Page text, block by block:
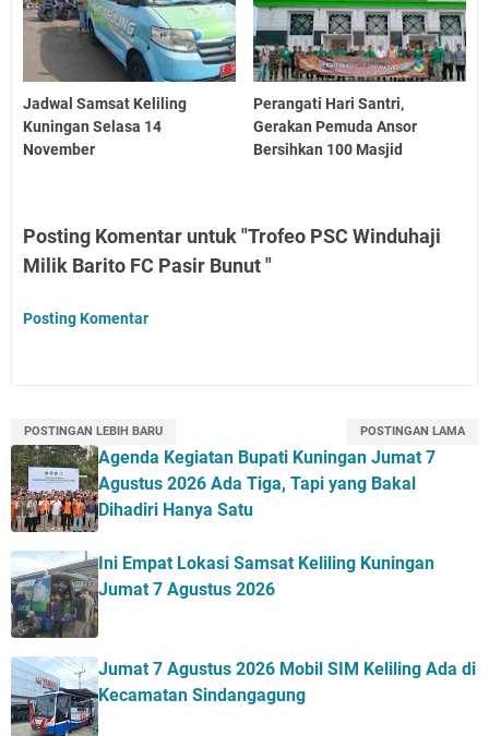
Jadwal Samsat Keliling
Kuningan Selasa 14
November
Perangati Hari Santri,
Gerakan Pemuda Ansor
Bersihkan 100 Masjid
Posting Komentar untuk "Trofeo PSC Winduhaji
Milik Barito FC Pasir Bunut "
Posting Komentar
POSTINGAN LEBIH BARU POSTINGAN LAMA
Agenda Kegiatan Bupati Kuningan Jumat 7
Agustus 2026 Ada Tiga, Tapi yang Bakal
Dihadiri Hanya Satu
Ini Empat Lokasi Samsat Keliling Kuningan
Jumat 7 Agustus 2026
Jumat 7 Agustus 2026 Mobil SIM Keliling Ada di
Kecamatan Sindangagung